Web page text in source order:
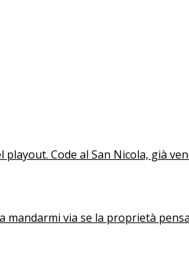
Code al San Nicola, già
mandarmi via se la proprietà